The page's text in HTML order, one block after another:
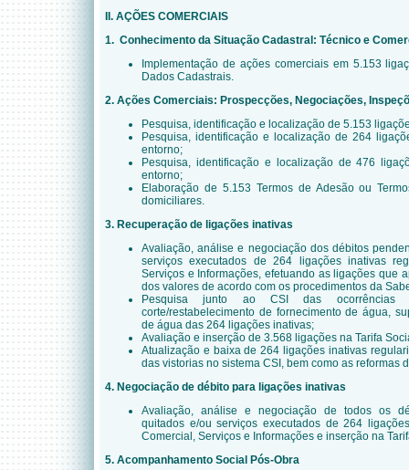
II. AÇÕES COMERCIAIS
1. Conhecimento da Situação Cadastral: Técnico e
Implementação de ações comerciais em 5.153
Dados Cadastrais.
2. Ações Comerciais: Prospecções, Negociações,
Pesquisa, identificação e localização de 5.153
Pesquisa, identificação e localização de 264
entorno;
Pesquisa, identificação e localização de 476
entorno;
Elaboração de 5.153 Termos de Adesão ou
domiciliares.
3. Recuperação de ligações inativas
Avaliação, análise e negociação dos débitos
serviços executados de 264 ligações inativas
Serviços e Informações, efetuando as ligações que
dos valores de acordo com os procedimentos da
Pesquisa junto ao CSI das ocorrências
corte/restabelecimento de fornecimento de água,
de água das 264 ligações inativas;
Avaliação e inserção de 3.568 ligações na Tarifa
Atualização e baixa de 264 ligações inativas
das vistorias no sistema CSI, bem como as reformas
4. Negociação de débito para ligações inativas
Avaliação, análise e negociação de todos os
quitados e/ou serviços executados de 264
Comercial, Serviços e Informações e inserção na
5. Acompanhamento Social Pós-Obra